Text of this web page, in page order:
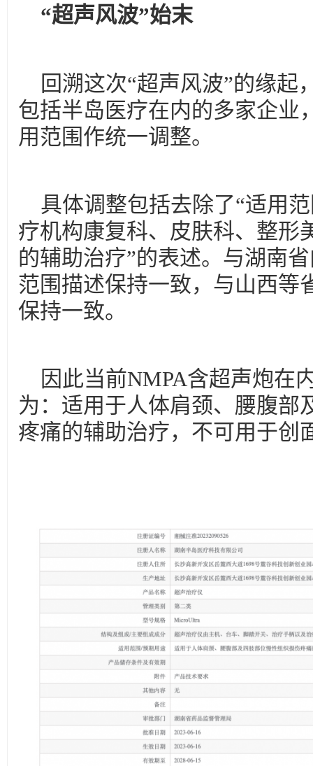
“超声风波”始末
回溯这次“超声风波”的缘起
包括半岛医疗在内的多家企业
用范围作统一调整。
具体调整包括去除了“适用
疗机构康复科、皮肤科、整形
的辅助治疗”的表述。与湖南
范围描述保持一致，与山西等
保持一致。
因此当前NMPA含超声炮在
为：适用于人体肩颈、腰腹部
疼痛的辅助治疗，不可用于创